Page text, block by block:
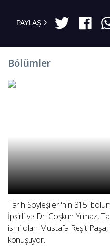
PAYLAŞ
Bölümler
Tarih Söyleşileri'nin 315.
İpşirli ve Dr. Coşkun Yılmaz,
ismi olan Mustafa Reşit Paşa,
konuşuyor.